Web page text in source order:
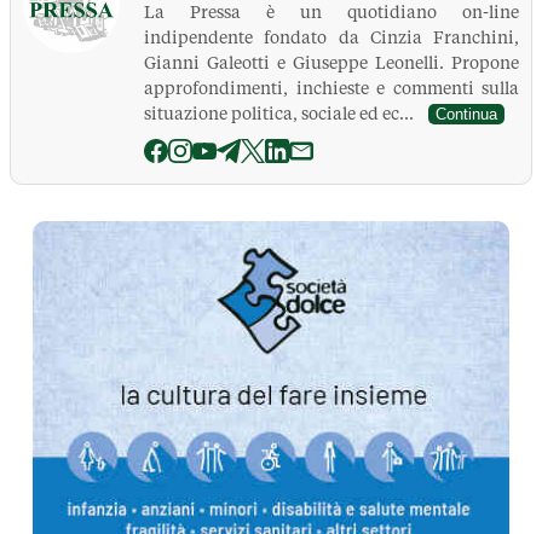
La Pressa è un quotidiano on-line
indipendente fondato da Cinzia Franchini,
Gianni Galeotti e Giuseppe Leonelli. Propone
approfondimenti, inchieste e commenti sulla
situazione politica, sociale ed ec...
Continua
La Pressa